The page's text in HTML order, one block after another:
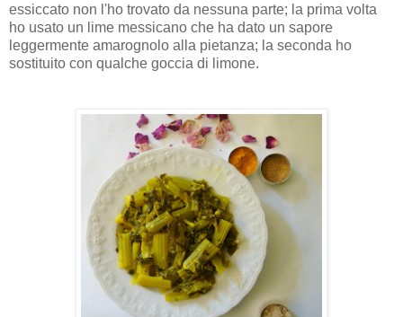
essiccato non l'ho trovato da nessuna parte; la prima volta
ho usato un lime messicano che ha dato un sapore
leggermente amarognolo alla pietanza; la seconda ho
sostituito con qualche goccia di limone.